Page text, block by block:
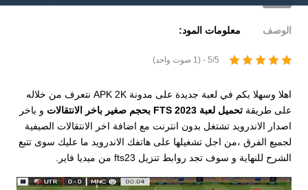
الوصف معلومات المود:
5/5 - (1 صوت واحد)
اهلا وسهلا بكم في لعبة جديدة على مدونة APK 2K نتعرف من خلاله
على طريقة تحميل لعبة FTS 2023 بحجم صغير باخر الانتقالات
و باخر
اصدار الاندرويد تشتغل بدون انترنت مع اضافة اخر الانتقالات الصيفية
لجميع الفرق ،من اجل تشغيلها على هاتفك الاندرويد ما عليك سوى تتبع
الشرح للنهاية و سوف تجد روابط تنزيل fts23 من ميديا فاير.